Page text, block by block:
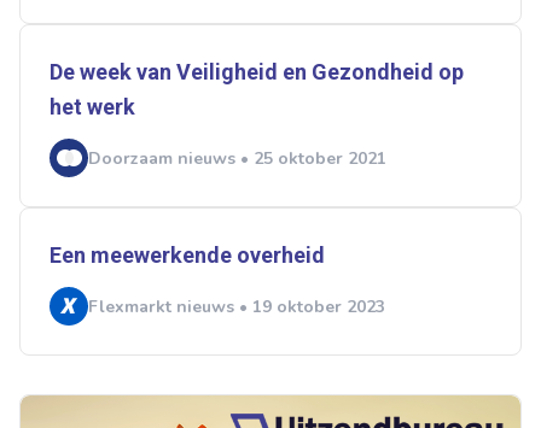
De week van Veiligheid en Gezondheid op
het werk
Doorzaam nieuws • 25 oktober 2021
Een meewerkende overheid
Flexmarkt nieuws • 19 oktober 2023